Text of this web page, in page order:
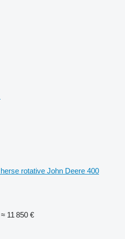
herse rotative John Deere 400
≈ 11 850 €